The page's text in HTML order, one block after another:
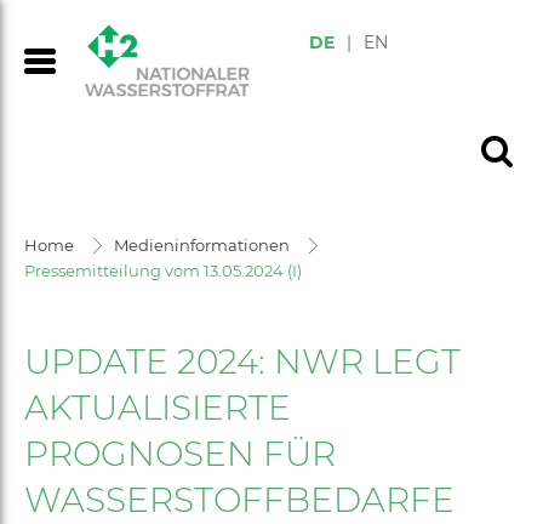
DE | EN
Home
Medieninformationen
Pressemitteilung vom 13.05.2024 (I)
UPDATE 2024: NWR LEGT
AKTUALISIERTE
PROGNOSEN FÜR
WASSERSTOFFBEDARFE